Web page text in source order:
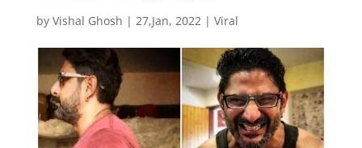
by Vishal Ghosh | 27,Jan, 2022| Viral